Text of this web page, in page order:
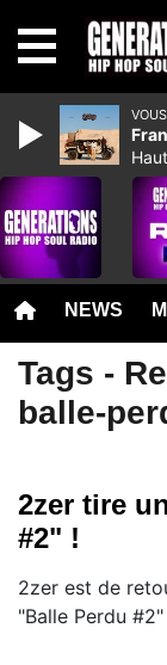
NEWS
Tags -
balle-
2zer tire
#2" !
2zer est de
"Balle Perdu #2"